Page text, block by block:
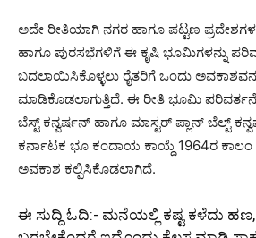
ಅದೇ ರೀತಿಯಾಗಿ ನಗರ ಹಾಗೂ ಪಟ್ಟಣ
ಹಾಗೂ ಪುರಸಭೆಗಳಿಗೆ ಈ ಕೃಷಿ ಭೂಮಿಗಳನ್ನು
ಬದಲಾಯಿಸಿಕೊಳ್ಳಲು ರೈತರಿಗೆ ಒಂದು
ಮಾಡಿಕೊಡಲಾಗುತ್ತಿದೆ. ಈ ರೀತಿ ಭೂಮಿ
ಬೆಸ್ಟ್ ಕನ್ವರ್ಷನ್ ಹಾಗೂ ಮಾಸ್ಟರ್ ಪ್ಲಾನ್ ಬೆಲ್ಟ್
ಕರ್ನಾಟಕ ಭೂ ಕಂದಾಯ ಕಾಯ್ದೆ 1964ರ ಕಾಲಂ
ಅವಕಾಶ ಕಲ್ಪಿಸಿಕೊಡಲಾಗಿದೆ.
ಈ ಸುದ್ದಿ ಓದಿ:- ಮನೆಯಲ್ಲಿ ಕಷ್ಟ ಕಳೆದು